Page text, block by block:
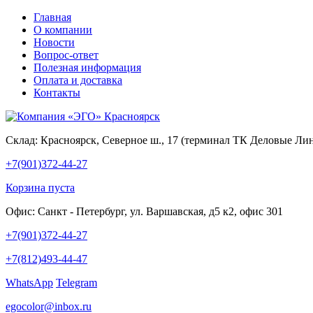
Главная
О компании
Новости
Вопрос-ответ
Полезная информация
Оплата и доставка
Контакты
Склад: Красноярск, Северное ш., 17 (терминал ТК Деловые
+7(901)372-44-27
Корзина пуста
Офис: Санкт - Петербург, ул. Варшавская, д5 к2, офис 301
+7(901)372-44-27
+7(812)493-44-47
WhatsApp Telegram
egocolor@inbox.ru